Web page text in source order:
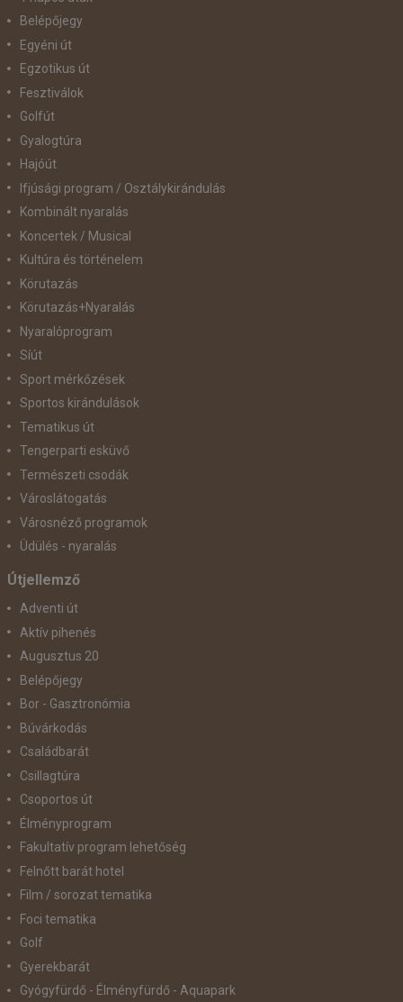
Belépőjegy
Egyéni út
Egzotikus út
Fesztiválok
Golfút
Gyalogtúra
Hajóút
Ifjúsági program / Osztálykirándulás
Kombinált nyaralás
Koncertek / Musical
Kultúra és történelem
Körutazás
Körutazás+Nyaralás
Nyaralóprogram
Síút
Sport mérkőzések
Sportos kirándulások
Tematikus út
Tengerparti esküvő
Természeti csodák
Városlátogatás
Városnéző programok
Üdülés - nyaralás
Útjellemző
Adventi út
Aktív pihenés
Augusztus 20
Belépőjegy
Bor - Gasztronómia
Búvárkodás
Családbarát
Csillagtúra
Csoportos út
Élményprogram
Fakultatív program lehetőség
Felnőtt barát hotel
Film / sorozat tematika
Foci tematika
Golf
Gyerekbarát
Gyógyfürdő - Élményfürdő - Aquapark